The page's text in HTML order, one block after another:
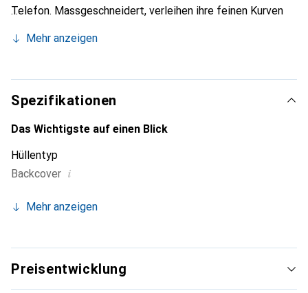
Telefon. Massgeschneidert, verleihen ihre feinen Kurven
unverzichtbaren Accessoire für Ihr Smartphone.
die Marke Noreve eine sichere Wahl für eine
anspruchsvolle Kundschaft.
Mehr anzeigen
Spezifikationen
Das Wichtigste auf einen Blick
Hüllentyp
Backcover i
Mehr anzeigen
Preisentwicklung